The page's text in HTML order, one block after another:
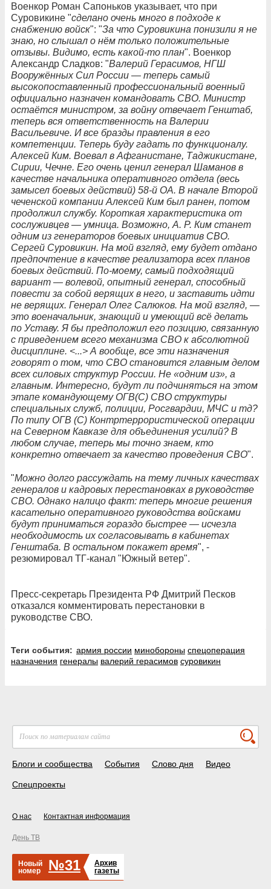
Военкор Роман Сапоньков указывает, что при
Суровикине "сделано очень много в подходе к
снабжению войск": "За что Суровикина понизили я не
знаю, но слышал о нём только положительные
отзывы. Видимо, есть какой-то план". Военкор
Александр Сладков: "Валерий Герасимов, НГШ
Вооружённых Сил России — теперь самый
высокопоставленный профессиональный военный
официально назначен командовать СВО. Министр
остаётся министром, за войну отвечает Генштаб,
теперь вся ответственность на Валерии
Васильевиче. И все бразды правления в его
компетенции. Теперь буду гадать по функционалу.
Алексей Ким. Воевал в Афганистане, Таджикистане,
Сирии, Чечне. Его очень ценил генерал Шаманов в
качестве начальника оперативного отдела (весь
замысел боевых действий) 58-й ОА. В начале Второй
чеченской компании Алексей Ким был ранен, потом
продолжил службу. Короткая характеристика от
сослуживцев — умница. Возможно, А. Р. Ким станет
одним из генераторов боевых инициатив СВО.
Сергей Суровикин. На мой взгляд, ему будет отдано
предпочтение в качестве реализатора всех планов
боевых действий. По-моему, самый подходящий
вариант — волевой, опытный генерал, способный
повести за собой верящих в него, и заставить идти
не верящих. Генерал Олег Салюков. На мой взгляд, —
это военачальник, знающий и умеющий всё делать
по Уставу. Я бы предположил его позицию, связанную
с приведением всего механизма СВО к абсолютной
дисциплине. <...> А вообще, все эти назначения
говорят о том, что СВО становится главным делом
всех силовых структур России. Не «одним из», а
главным. Интересно, будут ли подчиняться на этом
этапе командующему ОГВ(С) СВО структуры
специальных служб, полиции, Росгвардии, МЧС и тд?
По типу ОГВ (С) Контртеррористической операции
на Северном Кавказе для объединения усилий? В
любом случае, теперь мы точно знаем, кто
конкретно отвечает за качество проведения СВО".
"Можно долго рассуждать на тему личных качествах
генералов и кадровых перестановках в руководстве
СВО. Однако налицо факт: теперь многие решения
касательно оперативного руководства войсками
будут приниматься гораздо быстрее — исчезла
необходимость их согласовывать в кабинетах
Генштаба. В остальном покажет время", -
резюмировал ТГ-канал "Южный ветер".
Пресс-секретарь Президента РФ Дмитрий Песков
отказался комментировать перестановки в
руководстве СВО.
Теги события: армия россии минобороны спецоперация
назначения генералы валерий герасимов суровикин
Блоги и сообщества События Слово дня Видео
Спецпроекты
О нас Контактная информация
День ТВ
Новый
номер
№31
Архив
газеты